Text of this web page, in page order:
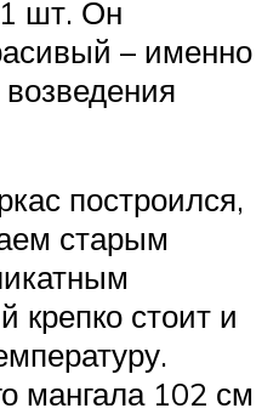
шт. Он
– именно
построился,
старым
крепко стоит и
мангала 102 см